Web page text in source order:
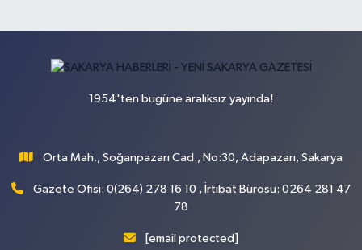
1954'ten bugüne aralıksız yayında!
Orta Mah., Soğanpazarı Cad., No:30, Adapazarı, Sakarya
Gazete Ofisi: 0(264) 278 16 10 , İrtibat Bürosu: 0264 281 47
78
[email protected]